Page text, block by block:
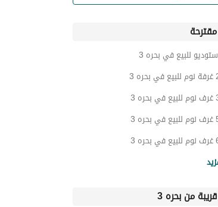
للبيع في بحره 3
للبيع في بحره 3
من بحره 3